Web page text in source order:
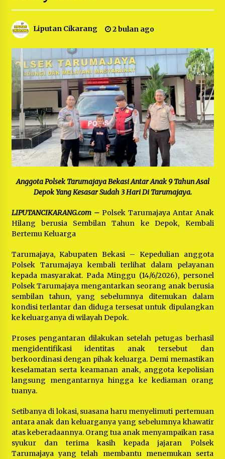
Support Camat Kedungwaringin Memberikan
Indonesia dan KOSMI Indonesia Atas Respon
Cepat Polres Metro Bekasi dan Polsek Cikarang
Timur yang Tangkap Oknum Ormas Terkait
Pengusiran Pendirian Posko
1 tahun ago
Kodim 0509 Kabupaten Bekasi Terima 20
Perahu Bantuan Dari Panglima TNI
1 tahun ago
Jelang Ramadhan, Kecamatan Cikarang Pusat
Gelar STQ ke-VII
1 tahun ago
Liputan Cikarang 2 bulan ago
Anggota Polsek Tarumajaya Bekasi Antar Anak 9 Tahun Asal
Depok Yang KesasarSudah 3 Hari Di Tarumajaya.
LIPUTANCIKARANG.com – Polsek Tarumajaya Antar Anak
Hilang berusia Sembilan Tahun ke Depok, Kembali
Bertemu Keluarga
Tarumajaya, Kabupaten Bekasi – Kepedulian anggota
Polsek Tarumajaya kembali terlihat dalam pelayanan
kepada masyarakat. Pada Minggu (14/6/2026), personel
Polsek Tarumajaya mengantarkan seorang anak berusia
sembilan tahun, yang sebelumnya ditemukan dalam
kondisi terlantar dan diduga tersesat untuk dipulangkan
ke keluarganya di wilayah Depok.
Proses pengantaran dilakukan setelah petugas berhasil
mengidentifikasi identitas anak tersebut dan
berkoordinasi dengan pihak keluarga. Demi memastikan
keselamatan serta keamanan anak, anggota kepolisian
langsung mengantarnya hingga ke kediaman orang
tuanya.
Setibanya di lokasi, suasana haru menyelimuti pertemuan
antara anak dan keluarganya yang sebelumnya khawatir
atas keberadaannya. Orang tua anak menyampaikan rasa
syukur dan terima kasih kepada jajaran Polsek
Tarumajaya yang telah membantu menemukan serta